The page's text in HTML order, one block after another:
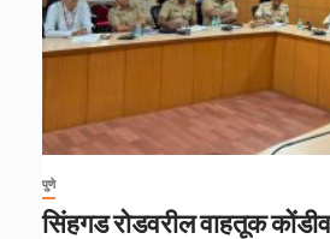
पुणे
सिंहगड रोडवरील वाहतूक